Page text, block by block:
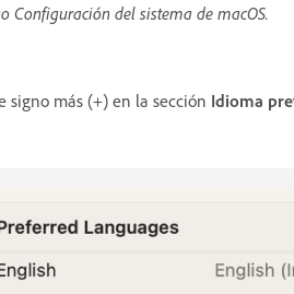
Configuración del sistema de macOS.
signo más (+) en la sección Idioma